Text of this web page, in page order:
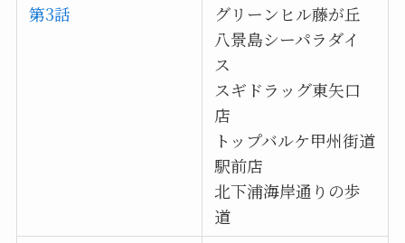
第3話
グリーンヒル藤が丘
八景島シーパラダイ
ス
スギドラッグ東矢口
店
トップバルケ甲州街道
駅前店
北下浦海岸通りの歩
道